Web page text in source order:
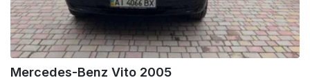
Mercedes-Benz Vito 2005